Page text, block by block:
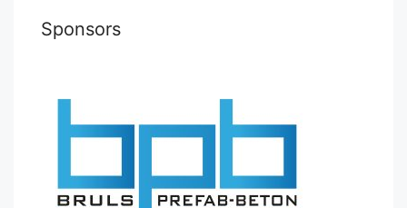
Sponsors